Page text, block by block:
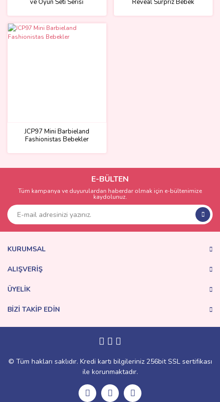
JCP97 Mini Barbieland
Fashionistas Bebekler
E-BÜLTEN
Tüm kampanya ve duyurulardan haberdar olmak için e-bültenimize
kaydolunuz.
KURUMSAL
ALIŞVERİŞ
ÜYELİK
BİZİ TAKİP EDİN
© Tüm hakları saklıdır. Kredi kartı bilgileriniz 256bit SSL sertifikası
ile korunmaktadır.